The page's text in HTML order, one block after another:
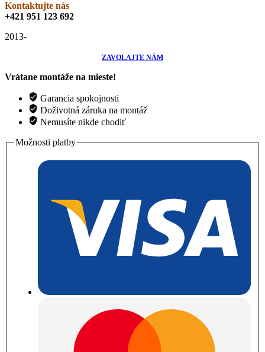
Kontaktujte nás
+421 951 123 692
2013-
ZAVOLAJTE NÁM
Vrátane montáže na mieste!
Garancia spokojnosti
Doživotná záruka na montáž
Nemusíte nikde chodiť
Možnosti platby